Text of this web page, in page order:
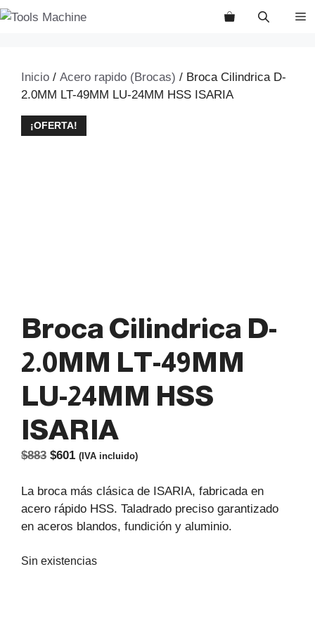
Saltar
Inicio / Acero rapido (Brocas) / Broca Cilindrica D-
2.0MM LT-49MM LU-24MM HSS ISARIA
¡OFERTA!
Broca Cilindrica D-
2.0MM LT-49MM
LU-24MM HSS
ISARIA
$883 El
original
era:
$883.
$601El
actual
es:
$601.
(IVA incluido)
La broca más clásica de ISARIA, fabricada en
acero rápido HSS. Taladrado preciso garantizado
en aceros blandos, fundición y aluminio.
Sin existencias